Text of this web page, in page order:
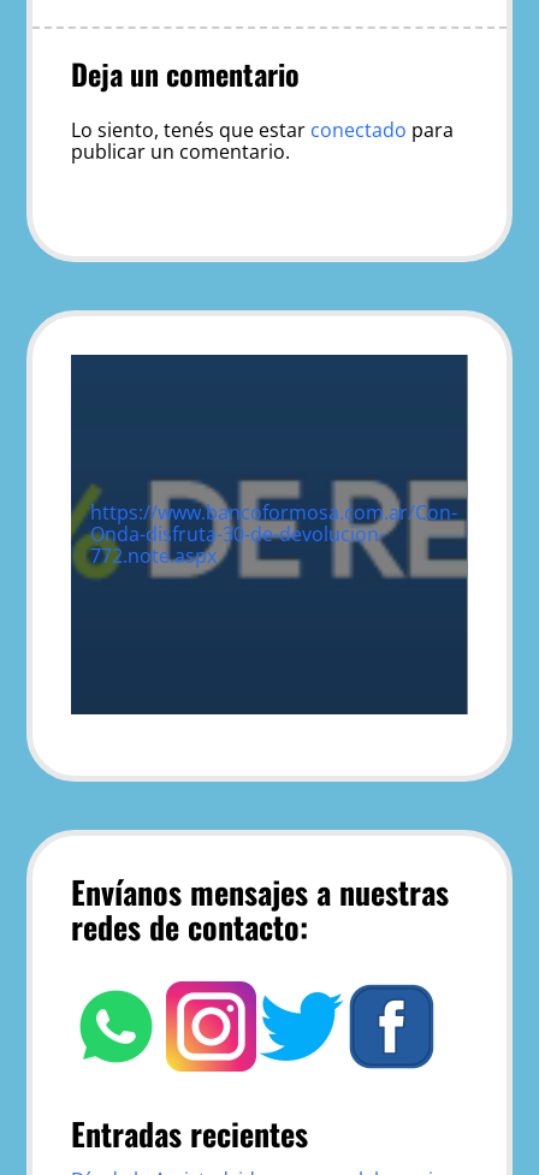
Deja un comentario
Lo siento, tenés que estar conectado para
publicar un comentario.
https://www.bancoformosa.com.ar/Con-
Onda-disfruta-30-de-devolucion-
772.note.aspx
Envíanos mensajes a nuestras
redes de contacto:
Entradas recientes